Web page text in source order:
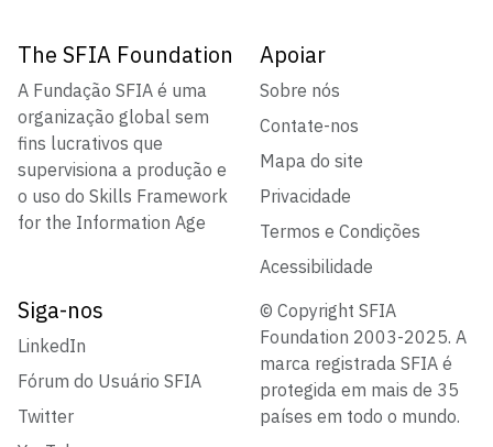
The SFIA Foundation
A Fundação SFIA é uma
organização global sem
fins lucrativos que
supervisiona a produção e
o uso do Skills Framework
for the Information Age
Apoiar
Sobre nós
Contate-nos
Mapa do site
Privacidade
Termos e Condições
Acessibilidade
Siga-nos
LinkedIn
Fórum do Usuário SFIA
Twitter
© Copyright SFIA
Foundation 2003-2025. A
marca registrada SFIA é
protegida em mais de 35
países em todo o mundo.